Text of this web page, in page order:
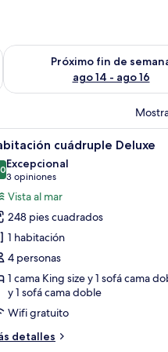
semana ago 7 - ago 9
Próximo fin de
ago 14 - ago 16
Consulta la disponibilidad
dos lámparas de Un
7 cuádruple Deluxe
de 10
Excepcional
3 opiniones
(3
opiniones)
Vista al mar
248 pies cuadrados
1 habitación
4 personas
1 cama King size y 1 sofá cama
y 1 sofá cama doble
Wifi gratuito
detalles